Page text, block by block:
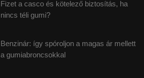
Fizet a casco és kötelező biztosítás, ha
nincs téli gumi?
Benzinár: így spóroljon a magas ár mellett
a gumiabroncsokkal